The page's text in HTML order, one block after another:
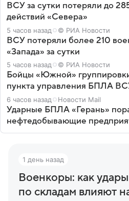
ВСУ за сутки потеряли до
действий «Севера»
5 часов назад © РИА Новости
ВСУ потеряли более 210
«Запада» за сутки
5 часов назад © РИА Новости
Бойцы «Южной»
пункта управления БПЛА
6 часов назад Новости Mail
Ударные БПЛА «Герань»
нефтедобывающие
области
1 день назад
Военкоры: как удары
по складам влияют